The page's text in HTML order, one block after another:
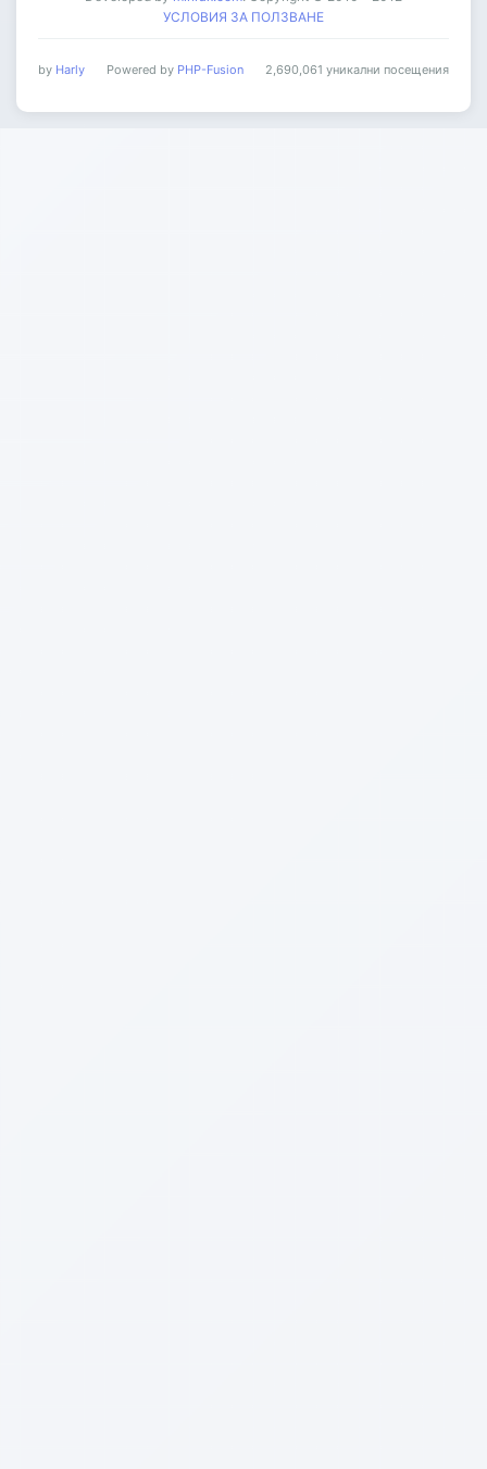
УСЛОВИЯ ЗА ПОЛЗВАНЕ
by Harly Powered by PHP-Fusion 2,690,061 уникални посещения